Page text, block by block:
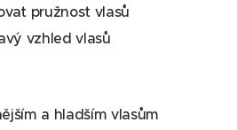
pružnost vlasů
vzhled vlasů
a hladším vlasům